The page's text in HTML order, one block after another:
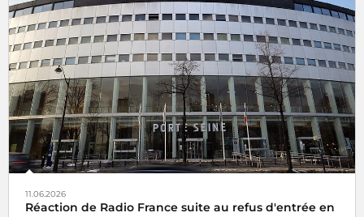
11.06.2026
Réaction de Radio France suite au refus d'entrée en